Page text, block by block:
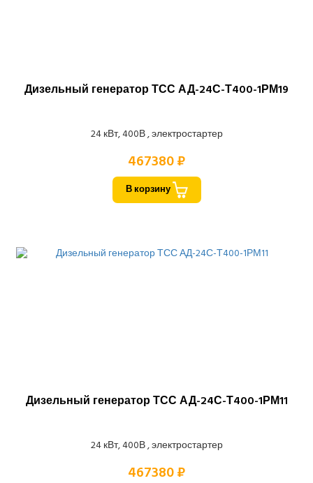
Дизельный генератор ТСС АД-24С-Т400-1РМ19
24 кВт, 400В , электростартер
467380 ₽
В корзину
Дизельный генератор ТСС АД-24С-Т400-1РМ11
24 кВт, 400В , электростартер
467380 ₽